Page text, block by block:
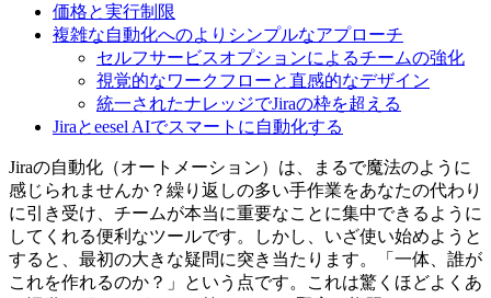
価格と実行制限
複雑な自動化へのよりシンプルなアプローチ
セルフサービスオプションによるチームの強化
視覚的なワークフローと直感的なデザイン
統一されたナレッジでJiraの枠を超える
Jiraとeesel AIでスマートに自動化する
Jiraの自動化（オートメーション）は、まるで魔法のように
感じられませんか？繰り返しの多い手作業をあなたの代わり
に引き受け、チームが本当に重要なことに集中できるように
してくれる便利なツールです。しかし、いざ使い始めようと
すると、最初の大きな疑問に突き当たります。「一体、誰が
これを作れるのか？」という点です。これは驚くほどよくあ